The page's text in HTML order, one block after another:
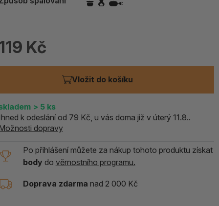
skladem > 5 ks
Kč
Vložit do košíku
> 5 ks
k odeslání od 79 Kč, u vás doma již v úterý 11.8..
dopravy
Po přihlášení můžete za nákup tohoto produktu získat
body do věrnostního programu.
Doprava zdarma nad 2 000 Kč